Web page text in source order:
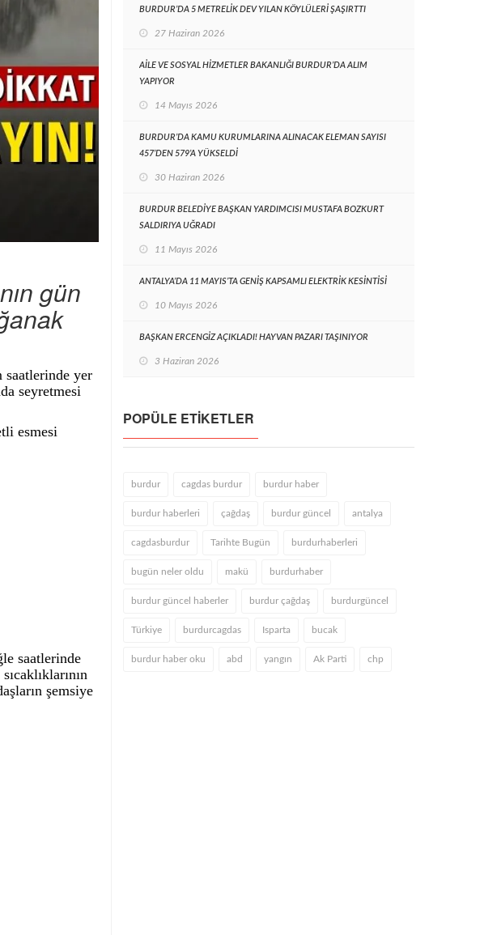
gün
saatlerinde yer
seyretmesi
esmesi
saatlerinde
şemsiye
BURDUR’DA 5 METRELİK DEV YILAN KÖYLÜLERİ ŞAŞIRTTI
27 Haziran 2026
AİLE VE SOSYAL HİZMETLER BAKANLIĞI BURDUR’DA ALIM
YAPIYOR
14 Mayıs 2026
BURDUR’DA KAMU KURUMLARINA ALINACAK ELEMAN SAYISI
457’DEN 579’A YÜKSELDİ
30 Haziran 2026
BURDUR BELEDİYE BAŞKAN YARDIMCISI MUSTAFA BOZKURT
SALDIRIYA UĞRADI
11 Mayıs 2026
ANTALYA’DA 11 MAYIS’TA GENİŞ KAPSAMLI ELEKTRİK KESİNTİSİ
10 Mayıs 2026
BAŞKAN ERCENGİZ AÇIKLADI! HAYVAN PAZARI TAŞINIYOR
3 Haziran 2026
POPÜLE ETIKETLER
burdur cagdas burdur burdur haber
burdur haberleri çağdaş burdur güncel antalya
cagdasburdur Tarihte Bugün burdurhaberleri
bugün neler oldu makü burdurhaber
burdur güncel haberler burdur çağdaş burdurgüncel
Türkiye burdurcagdas Isparta bucak
burdur haber oku abd yangın Ak Parti chp